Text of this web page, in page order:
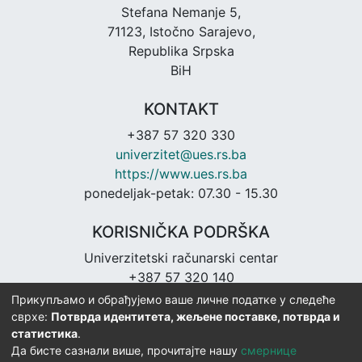
Stefana Nemanje 5,
71123, Istočno Sarajevo,
Republika Srpska
BiH
KONTAKT
+387 57 320 330
univerzitet@ues.rs.ba
https://www.ues.rs.ba
ponedeljak-petak: 07.30 - 15.30
KORISNIČKA PODRŠKA
Univerzitetski računarski centar
+387 57 320 140
urc@ues.rs.ba
https://urc.ues.rs.ba
Прикупљамо и обрађујемо ваше личне податке у следеће
сврхе: Потврда идентитета, жељене поставке, потврда и
статистика.
Да бисте сазнали више, прочитајте нашу смернице